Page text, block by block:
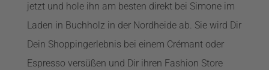
jetzt und hole ihn am besten direkt bei Simone im
Laden in Buchholz in der Nordheide ab. Sie wird Dir
Dein Shoppingerlebnis bei einem Crémant oder
Espresso versüßen und Dir ihren Fashion Store